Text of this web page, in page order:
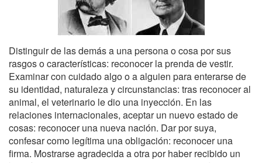
Distinguir de las demás a una persona o cosa por sus
rasgos o características: reconocer la prenda de vestir.
Examinar con cuidado algo o a alguien para enterarse de
su identidad, naturaleza y circunstancias: tras reconocer al
animal, el veterinario le dio una inyección. En las
relaciones internacionales, aceptar un nuevo estado de
cosas: reconocer una nueva nación. Dar por suya,
confesar como legítima una obligación: reconocer una
firma. Mostrarse agradecida a otra por haber recibido un